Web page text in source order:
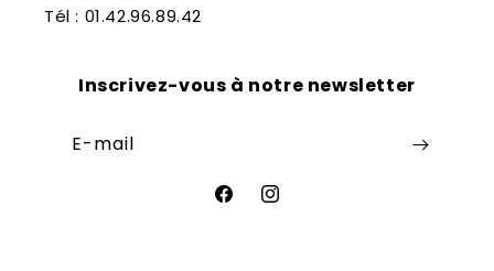
Tél : 01.42.96.89.42
Inscrivez-vous à notre newsletter
E-mail
FacebookInstagram